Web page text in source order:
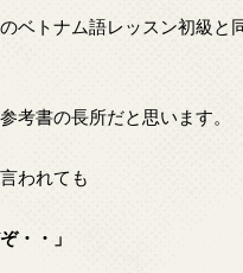
ベトナム語レッスン初級と
考書の長所だと思います。
われても
・・」